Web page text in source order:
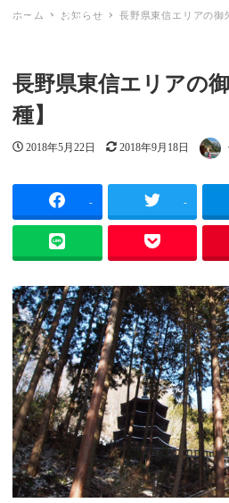
ごしゅメモ
ホーム お知らせ 長野県東信エリアの御
長野県東信エリアの
種】
投稿日
2018年5月22日 更新日
2018年9月18日 著者
- -